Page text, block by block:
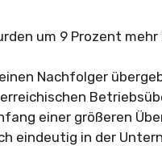
um 9 Prozent
Nachfolger
einer größeren
eindeutig in der